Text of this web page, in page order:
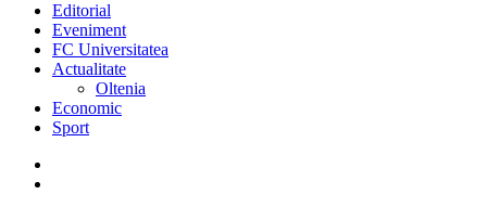
Editorial
Eveniment
FC Universitatea
Actualitate
Oltenia
Economic
Sport